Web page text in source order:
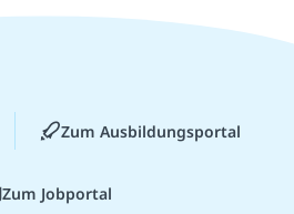
Zum Ausbildungsportal
Zum Jobportal